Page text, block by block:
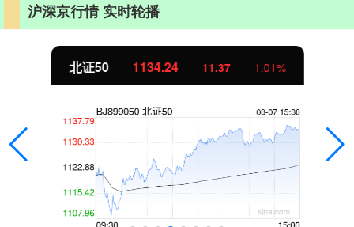
沪深京行情 实时轮播
北证50 1134.24 11.37 1.01%